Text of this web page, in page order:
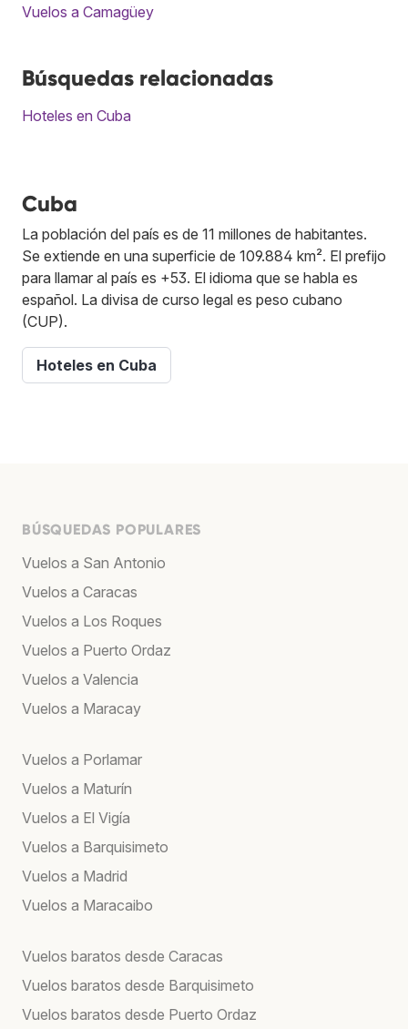
Vuelos a Camagüey
Búsquedas relacionadas
Hoteles en Cuba
Cuba
La población del país es de 11 millones de habitantes.
Se extiende en una superficie de 109.884 km². El prefijo
para llamar al país es +53. El idioma que se habla es
español. La divisa de curso legal es peso cubano
(CUP).
Hoteles en Cuba
BÚSQUEDAS POPULARES
Vuelos a San Antonio
Vuelos a Caracas
Vuelos a Los Roques
Vuelos a Puerto Ordaz
Vuelos a Valencia
Vuelos a Maracay
Vuelos a Porlamar
Vuelos a Maturín
Vuelos a El Vigía
Vuelos a Barquisimeto
Vuelos a Madrid
Vuelos a Maracaibo
Vuelos baratos desde Caracas
Vuelos baratos desde Barquisimeto
Vuelos baratos desde Puerto Ordaz